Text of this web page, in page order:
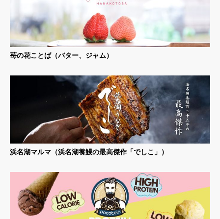
苺の花ことば（バター、ジャム）
浜名湖マルマ（浜名湖養鰻の最高傑作「でしこ」）